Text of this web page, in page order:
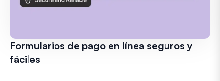
Formularios de pago en línea seguros y
fáciles